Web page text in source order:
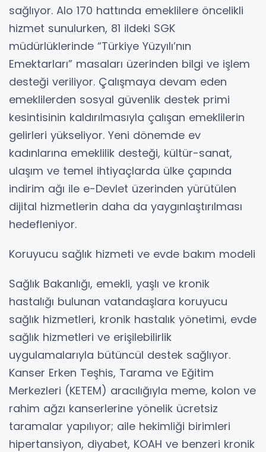
sağlıyor. Alo 170 hattında emeklilere öncelikli
hizmet sunulurken, 81 ildeki SGK
müdürlüklerinde “Türkiye Yüzyılı’nın
Emektarları” masaları üzerinden bilgi ve işlem
desteği veriliyor. Çalışmaya devam eden
emeklilerden sosyal güvenlik destek primi
kesintisinin kaldırılmasıyla çalışan emeklilerin
gelirleri yükseliyor. Yeni dönemde ev
kadınlarına emeklilik desteği, kültür-sanat,
ulaşım ve temel ihtiyaçlarda ülke çapında
indirim ağı ile e-Devlet üzerinden yürütülen
dijital hizmetlerin daha da yaygınlaştırılması
hedefleniyor.
Koruyucu sağlık hizmeti ve evde bakım modeli
Sağlık Bakanlığı, emekli, yaşlı ve kronik
hastalığı bulunan vatandaşlara koruyucu
sağlık hizmetleri, kronik hastalık yönetimi, evde
sağlık hizmetleri ve erişilebilirlik
uygulamalarıyla bütüncül destek sağlıyor.
Kanser Erken Teşhis, Tarama ve Eğitim
Merkezleri (KETEM) aracılığıyla meme, kolon ve
rahim ağzı kanserlerine yönelik ücretsiz
taramalar yapılıyor; aile hekimliği birimleri
hipertansiyon, diyabet, KOAH ve benzeri kronik